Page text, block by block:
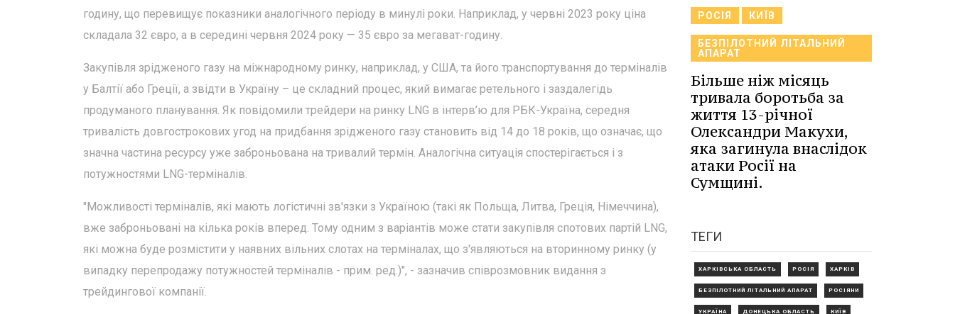
годину, що перевищує показники аналогічного періоду в минулі роки. Наприклад, у червні 2023 року ціна
складала 32 євро, а в середині червня 2024 року — 35 євро за мегават-годину.
Закупівля зрідженого газу на міжнародному ринку, наприклад, у США, та його транспортування до терміналів
у Балтії або Греції, а звідти в Україну – це складний процес, який вимагає ретельного і заздалегідь
продуманого планування. Як повідомили трейдери на ринку LNG в інтерв’ю для РБК-Україна, середня
тривалість довгострокових угод на придбання зрідженого газу становить від 14 до 18 років, що означає, що
значна частина ресурсу уже заброньована на тривалий термін. Аналогічна ситуація спостерігається і з
потужностями LNG-терміналів.
"Можливості терміналів, які мають логістичні зв'язки з Україною (такі як Польща, Литва, Греція, Німеччина),
вже заброньовані на кілька років вперед. Тому одним з варіантів може стати закупівля спотових партій LNG,
які можна буде розмістити у наявних вільних слотах на терміналах, що з'являються на вторинному ринку (у
випадку перепродажу потужностей терміналів - прим. ред.)", - зазначив співрозмовник видання з
трейдингової компанії.
РОСІЯ КИЇВ
БЕЗПІЛОТНИЙ ЛІТАЛЬНИЙ
АПАРАТ
Більше ніж місяць
тривала боротьба за
життя 13-річної
Олександри Макухи,
яка загинула внаслідок
атаки Росії на
Сумщині.
ТЕГИ
ХАРКІВСЬКА ОБЛАСТЬ РОСІЯ ХАРКІВ
БЕЗПІЛОТНИЙ ЛІТАЛЬНИЙ АПАРАТ РОСІЯНИ
УКРАЇНА ДОНЕЦЬКА ОБЛАСТЬ КИЇВ